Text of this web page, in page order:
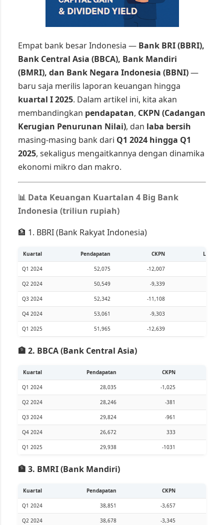
Empat bank besar Indonesia — Bank BRI (BBRI),
Bank Central Asia (BBCA), Bank Mandiri
(BMRI), dan Bank Negara Indonesia (BBNI)—
baru saja merilis laporan keuangan hingga
kuartal I 2025. Dalam artikel ini, kita akan
membandingkan pendapatan, CKPN (Cadangan
Kerugian Penurunan Nilai), dan laba bersih
masing-masing bank dari Q1 2024 hingga Q1
2025, sekaligus mengaitkannya dengan dinamika
ekonomi mikro dan makro.
📊 Data Keuangan Kuartalan 4 Big Bank
Indonesia (triliun rupiah)
🏦 1. BBRI (Bank Rakyat Indonesia)
Kuartal Pendapatan CKPN Laba
Q1 2024 52,075 -12,007
Q2 2024 50,549 -9,339
Q3 2024 52,342 -11,108
Q4 2024 53,061 -9,303
Q1 2025 51,965 -12,639
🏦 2. BBCA (Bank Central Asia)
Kuartal Pendapatan CKPN
Q1 2024 28,035 -1,025
Q2 2024 28,246 -381
Q3 2024 29,824 -961
Q4 2024 26,672 333
Q1 2025 29,938 -1031
🏦 3. BMRI (Bank Mandiri)
Kuartal Pendapatan CKPN
Q1 2024 38,851 -3,657
Q2 2024 38,678 -3,345